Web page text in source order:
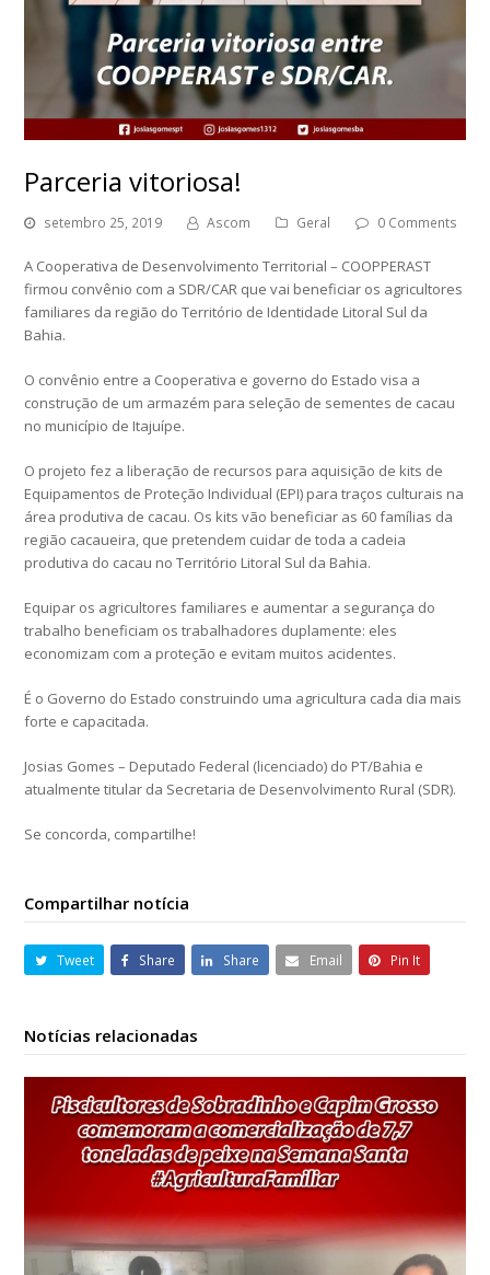
Parceria vitoriosa!
setembro 25, 2019 Ascom Geral 0 Comments
A Cooperativa de Desenvolvimento Territorial – COOPPERAST
firmou convênio com a SDR/CAR que vai beneficiar os agricultores
familiares da região do Território de Identidade Litoral Sul da
Bahia.
O convênio entre a Cooperativa e governo do Estado visa a
construção de um armazém para seleção de sementes de cacau
no município de Itajuípe.
O projeto fez a liberação de recursos para aquisição de kits de
Equipamentos de Proteção Individual (EPI) para traços culturais na
área produtiva de cacau. Os kits vão beneficiar as 60 famílias da
região cacaueira, que pretendem cuidar de toda a cadeia
produtiva do cacau no Território Litoral Sul da Bahia.
Equipar os agricultores familiares e aumentar a segurança do
trabalho beneficiam os trabalhadores duplamente: eles
economizam com a proteção e evitam muitos acidentes.
É o Governo do Estado construindo uma agricultura cada dia mais
forte e capacitada.
Josias Gomes – Deputado Federal (licenciado) do PT/Bahia e
atualmente titular da Secretaria de Desenvolvimento Rural (SDR).
Se concorda, compartilhe!
Compartilhar notícia
Tweet Share Share Email Pin It
Notícias relacionadas